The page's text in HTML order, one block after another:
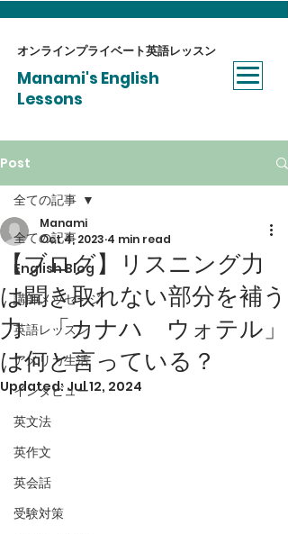
オンラインプライベート​英語レッスン
Manami's English
Lessons
Post
全ての記事
English Blog
講師メッセージ
英語レッスン
アメリカ生活
インタビュー
英文法
英作文
英会話
受験対策
全ての記事
【ブログ】リスニング力
は聞き取れない部分を補う
力 「カナハ ウォテル」
は何と言っている？
Manami
Oct 4, 2023 4 min read
Updated:Jul 12, 2024